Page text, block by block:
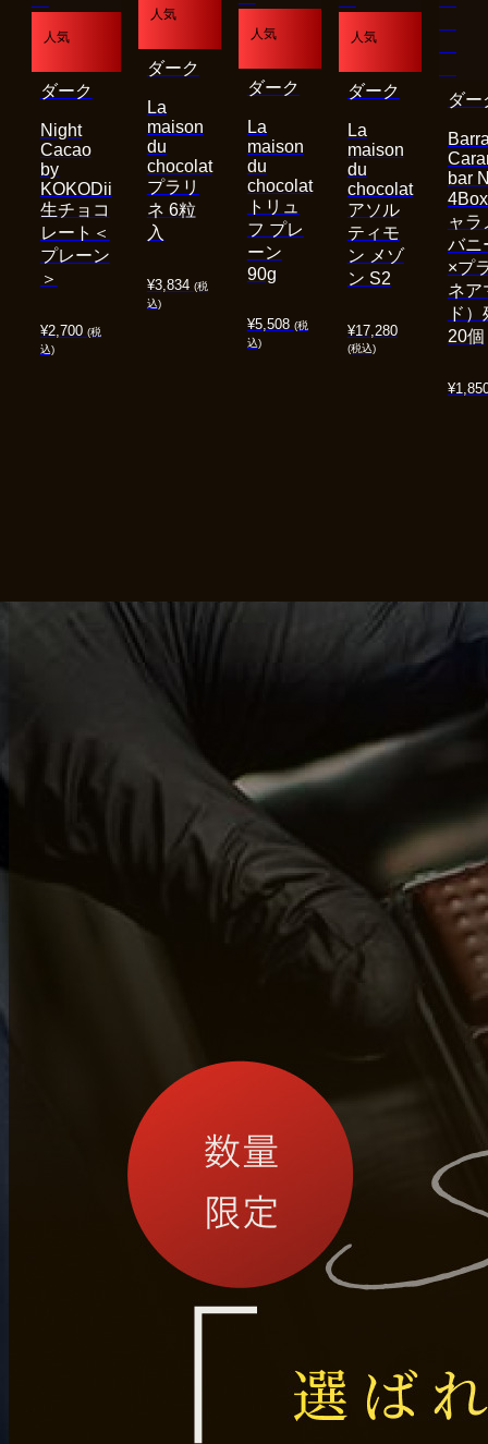
人気
¥2,700 (税
込)
Night
Cacao
by
KOKODii
生チョコ
レート＜
プレーン
＞
ダーク
人気
¥3,834 (税
込)
La
maison
du
chocolat
プラリ
ネ 6粒
入
ダーク
人気
¥5,508 (税
込)
La
maison
du
chocolat
トリュ
フ プレ
ーン
90g
ダーク
人気
¥17,280
(税込)
La
maison
du
chocolat
アソル
ティモ
ン メゾ
ン S2
ダーク
¥
bar
ャラ
バニ
×プ
ネア
ド
20個
ダー